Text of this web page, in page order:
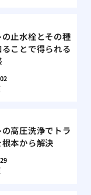
の止水栓とその種
ことで得られる
の高圧洗浄でトラ
本から解決